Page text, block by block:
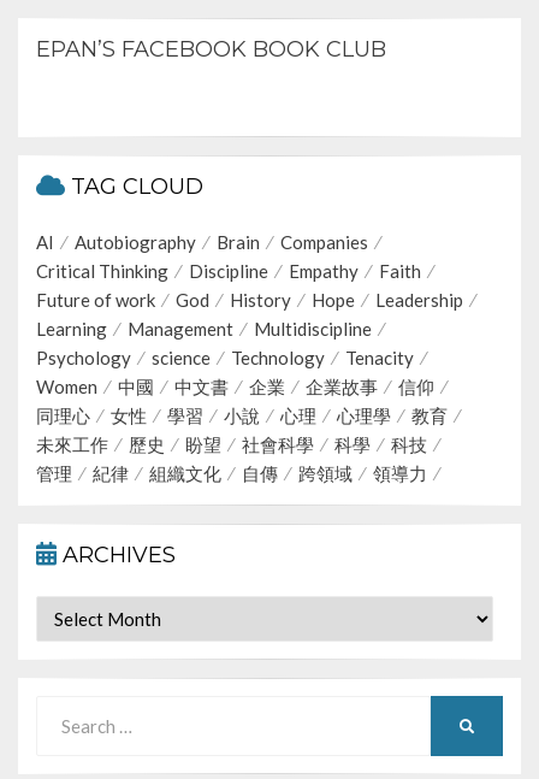
EPAN’S FACEBOOK BOOK CLUB
TAG CLOUD
AI Autobiography Brain
Companies
Critical Thinking
Discipline Empathy
Faith
Future of work
God History Hope
Leadership
Learning
Management
Multidiscipline
Psychology
science Technology
Tenacity
Women
中國 中文書 企業 企業故事
信仰
同理心
女性 學習 小說 心理 心理學
教育
未來工作
歷史 盼望 社會科學 科學
科技
管理
紀律 組織文化 自傳 跨領域 領導力
ARCHIVES
Archives
for: